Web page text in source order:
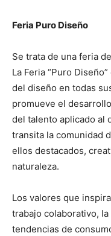
Feria Puro Diseño
Se trata de una feria
La Feria “Puro
del diseño en todas
promueve el
del talento aplicado al
transita la comunidad
ellos destacados,
naturaleza.
Los valores que
trabajo colaborativo,
tendencias de